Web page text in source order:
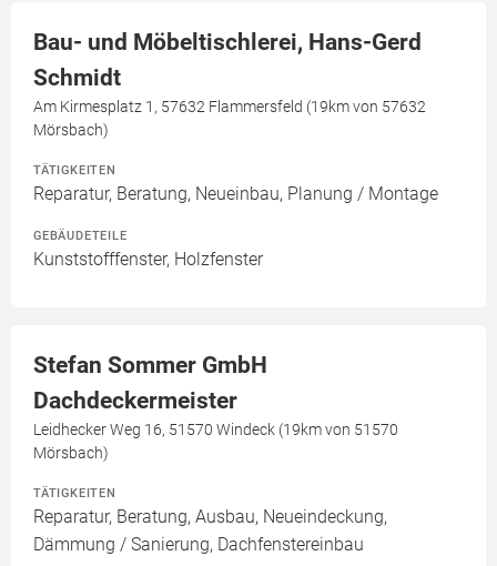
Bau- und Möbeltischlerei, Hans-Gerd
Schmidt
Am Kirmesplatz 1, 57632 Flammersfeld (19km von 57632
Mörsbach)
TÄTIGKEITEN
Reparatur, Beratung, Neueinbau, Planung / Montage
GEBÄUDETEILE
Kunststofffenster, Holzfenster
Stefan Sommer GmbH
Dachdeckermeister
Leidhecker Weg 16, 51570 Windeck (19km von 51570
Mörsbach)
TÄTIGKEITEN
Reparatur, Beratung, Ausbau, Neueindeckung,
Dämmung / Sanierung, Dachfenstereinbau